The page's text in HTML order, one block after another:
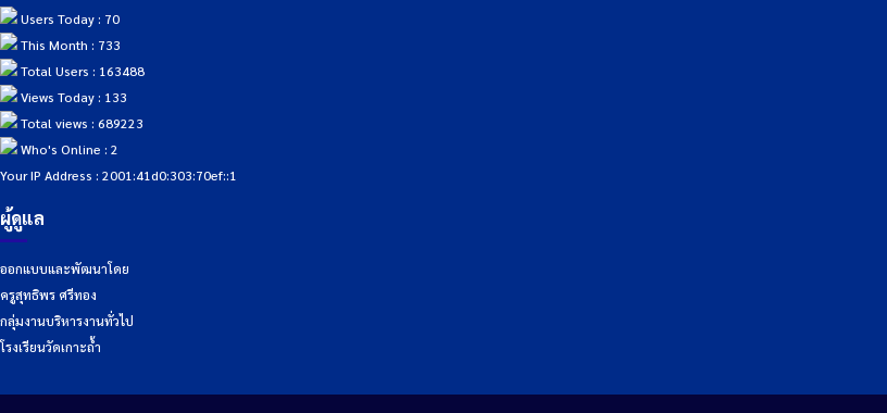
Users Today : 70
This Month : 733
Total Users : 163488
Views Today : 133
Total views : 689223
Who's Online : 2
Your IP Address : 2001:41d0:303:70ef::1
ผู้ดูแล
ออกแบบและพัฒนาโดย
ครูสุทธิพร ศรีทอง
กลุ่มงานบริหารงานทั่วไป
โรงเรียนวัดเกาะถ้ำ